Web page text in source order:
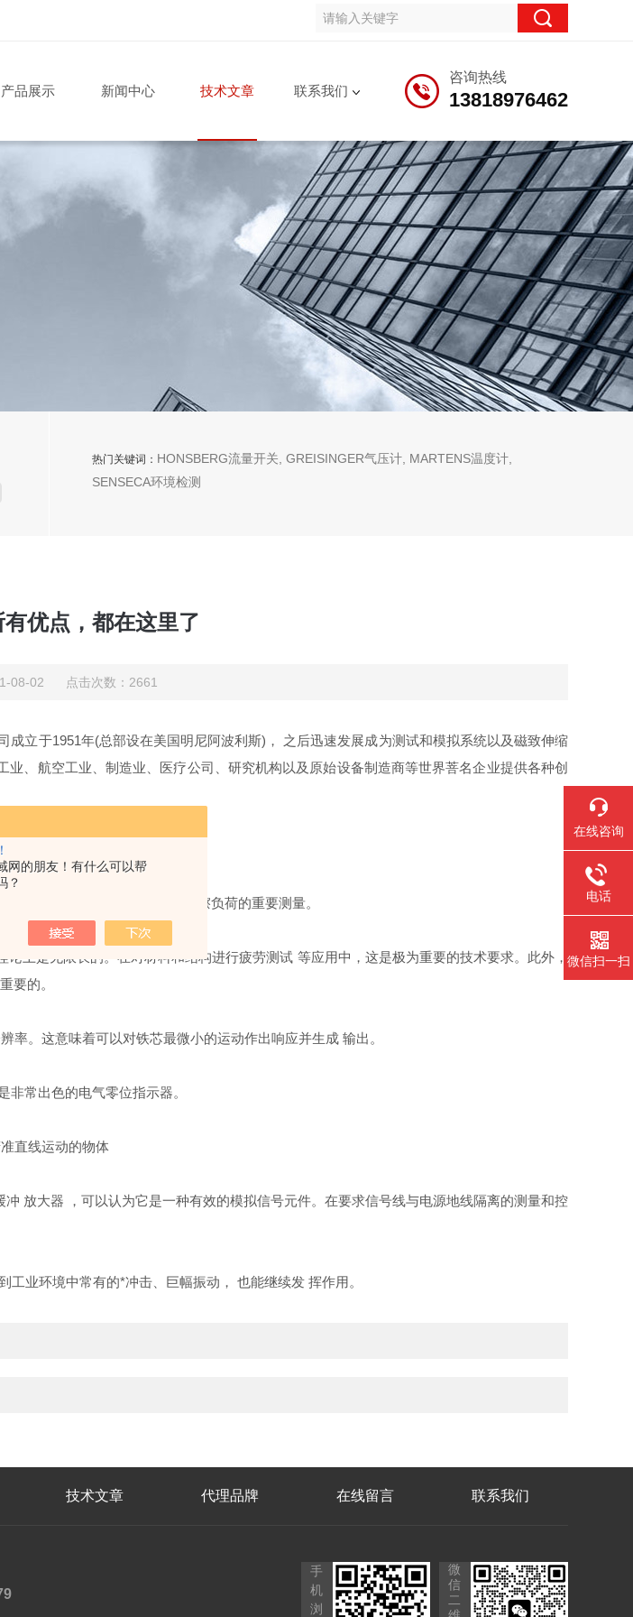
网的朋友！有什么可以帮
？
咨询热线
13818976462
产品展示 新闻中心 技术文章 联系我们
热门关键词： HONSBERG流量开关, GREISINGER气压计, MARTENS温度计,
SENSECA环境检测
优点，都在这里了
08-02 点击次数：2661
立于1951年(总部设在美国明尼阿波利斯)， 之后迅速发展成为测试和模拟系统以及磁致伸缩
、航空工业、制造业、医疗公司、研究机构以及原始设备制造商等世界菩名企业提供各种创
轻质铁芯负荷， 但无法承受摩擦负荷的重要测量。
上是无限长的。在对材料和结构进行疲劳测试 等应用中，这是极为重要的技术要求。此外，
要的。
。这意味着可以对铁芯最微小的运动作出响应并生成 输出。
非常出色的电气零位指示器。
直线运动的物体
放大器 ，可以认为它是一种有效的模拟信号元件。在要求信号线与电源地线隔离的测量和控
业环境中常有的*冲击、巨幅振动， 也能继续发 挥作用 。
技术文章 代理品牌 在线留言 联系我们
手
机
浏
微
信
二
在线咨询
电话
微信扫一扫